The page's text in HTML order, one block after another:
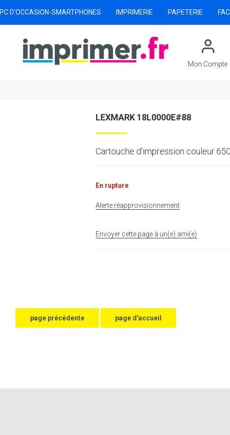
Mon Compte
PC D'OCCASION-SMARTPHONES IMPRIMERIE PAPETERIE
LEXMARK 18L0000E#88
Cartouche d'impression couleur
En rupture
Alerte réapprovisionnement
Envoyer cette page à un(e) ami(e)